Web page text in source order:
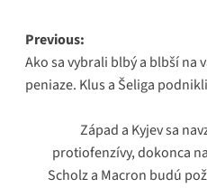
Post
navigation
Previous:
Ako sa vybrali blbý a blbší na
peniaze. Klus a Šeliga
Západ a Kyjev sa
protiofenzívy, dokonca
Scholz a Macron budú